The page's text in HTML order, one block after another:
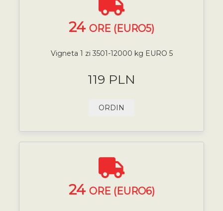
24 ORE (EURO5)
Vigneta 1 zi 3501-12000 kg EURO 5
119 PLN
ORDIN
24 ORE (EURO6)